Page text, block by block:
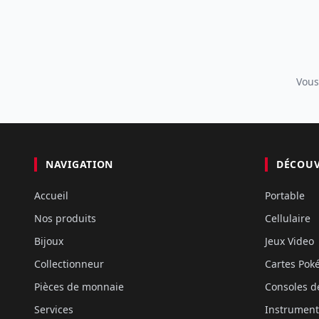
NAVIGATION
Accueil
Nos produits
Bijoux
Collectionneur
Pièces de monnaie
Services
Portable
Cellulaire
Jeux Video
Cartes
Consoles